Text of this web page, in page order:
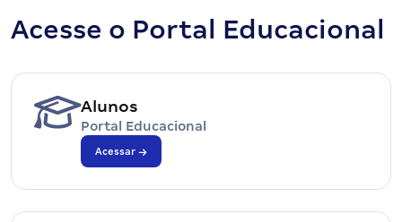
Acesse o Portal Educacional
Alunos
Portal Educacional
Acessar